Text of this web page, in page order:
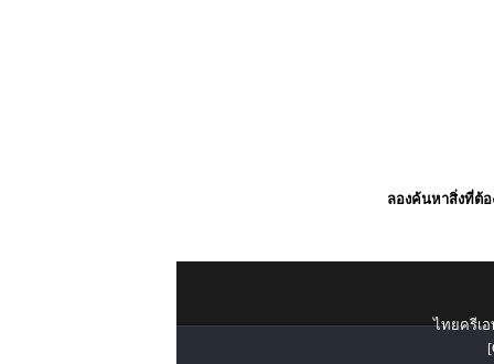
ลองค้นหาสิ่งที่ต้อ
ไทยครีเอ
[